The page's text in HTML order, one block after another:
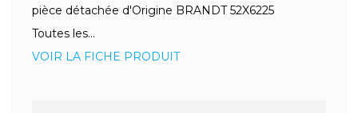
pièce détachée d'Origine BRANDT 52X6225
Toutes les...
VOIR LA FICHE PRODUIT